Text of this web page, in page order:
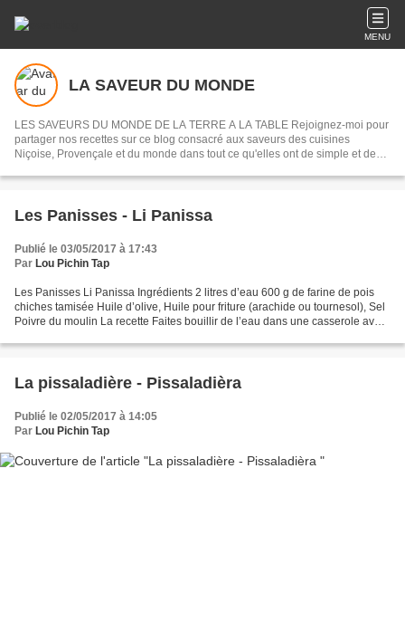
MENU
LA SAVEUR DU MONDE
LES SAVEURS DU MONDE DE LA TERRE A LA TABLE Rejoignez-moi pour
partager nos recettes sur ce blog consacré aux saveurs des cuisines
Niçoise, Provençale et du monde dans tout ce qu'elles ont de simple et de
recettes dans leurs multiples variantes sans juger ni critiquer et en
Les Panisses - Li Panissa
Publié le 03/05/2017 à 17:43
Par Lou Pichin Tap
Les Panisses Li Panissa Ingrédients 2 litres d’eau 600 g de farine de pois
chiches tamisée Huile d’olive, Huile pour friture (arachide ou tournesol), Sel
Poivre du moulin La recette Faites bouillir de l’eau dans une casserole avec
La pissaladière - Pissaladièra
Publié le 02/05/2017 à 14:05
Par Lou Pichin Tap